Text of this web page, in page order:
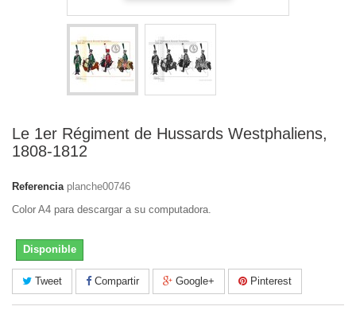
Le 1er Régiment de Hussards Westphaliens,
1808-1812
Referencia planche00746
Color A4 para descargar a su computadora.
Disponible
Tweet Compartir Google+ Pinterest